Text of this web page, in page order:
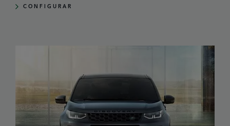
CONFIGURAR